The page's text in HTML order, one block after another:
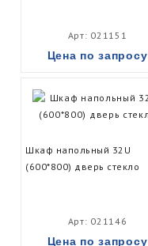
Арт: 021151
Цена по запросу
Шкаф напольный 32U
(600*800) дверь стекло
Арт: 021146
Цена по запросу